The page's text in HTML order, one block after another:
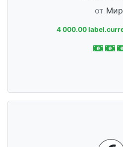
от
4 000.00